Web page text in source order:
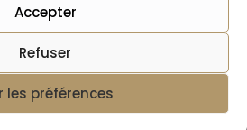
Rendez-vous en ligne
Accepter
Refuser
les préférences
légales